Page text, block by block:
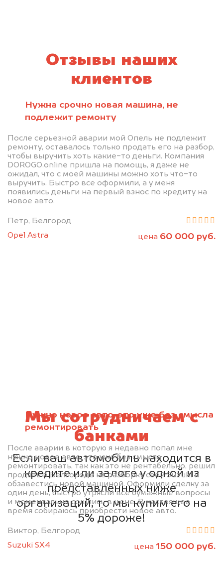
Отзывы наших
клиентов
Нужна срочно новая машина, не
подлежит ремонту
После серьезной аварии мой Опель не подлежит
ремонту, оставалось только продать его на разбор,
чтобы выручить хоть какие-то деньги. Компания
DOROGO.online пришла на помощь, я даже не
ожидал, что с моей машины можно хоть что-то
выручить. Быстро все оформили, а у меня
появились деньги на первый взнос по кредиту на
новое авто.
Петр, Белгород
Opel Astra
цена 60 000 руб.
Нужно новое авто, это уже без смысла
ремонтировать
После аварии в которую я недавно попал мне
нужно новое авто, это уже без смысла
ремонтировать, так как это не рентабельно, решил
продать в Белгороде на разборку свой Suzuki и
обзавестись новой машиной. Оформили сделку за
один день, быстро утрясли все бумажные вопросы
и моментально сошлись в цене. В настоящее
время собираюсь приобрести новое авто.
Виктор, Белгород
Suzuki SX4
цена 150 000 руб.
Мы сотрудничаем с
банками
Если ваш автомобиль находится в
кредите или залоге у одной из
представленных ниже
организаций, то мы купим его на
5% дороже!